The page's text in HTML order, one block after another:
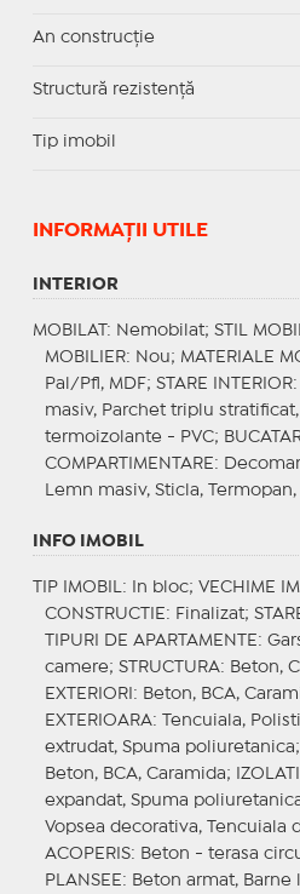
An construcție
Structură rezistență
Tip imobil
INFORMAŢII UTILE
INTERIOR
MOBILAT : Nemobilat; STIL
MOBILIER: Nou; MATERIALE
Pal/Pfl, MDF; STARE INTERIOR:
masiv, Parchet triplu
termoizolante - PVC;
COMPARTIMENTARE :
Lemn masiv, Sticla, Termopan,
INFO IMOBIL
TIP IMOBIL : In bloc; VECHIME
CONSTRUCTIE : Finalizat;
TIPURI DE APARTAMENTE :
camere; STRUCTURA: Beton,
EXTERIORI : Beton, BCA,
EXTERIOARA: Tencuiala,
extrudat, Spuma poliuretanica;
Beton, BCA, Caramida;
expandat, Spuma
Vopsea decorativa, Tencuiala
ACOPERIS: Beton - terasa
PLANSEE : Beton armat, Barne